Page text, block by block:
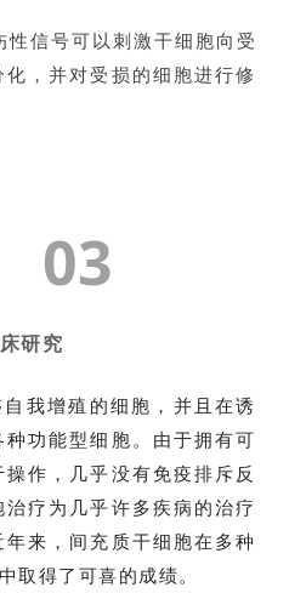
性信号可以刺激干细胞向受
，并对受损的细胞进行修
03
研究
我增殖的细胞，并且在诱
功能型细胞。由于拥有可
作，几乎没有免疫排斥反
疗为几乎许多疾病的治疗
来，间充质干细胞在多种
取得了可喜的成绩。